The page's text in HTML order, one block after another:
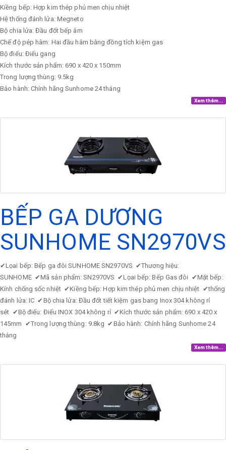
Kiềng bếp: Hợp kim thép phủ men chịu nhiệt
Hệ thống đánh lửa: Megneto
Bộ chia lửa: Đầu đốt bếp âm
Chế độ pép hâm: Hai đầu hâm bằng đồng tích kiệm gas
Bộ điếu: Điếu gang
Kích thước sản phẩm: 690 x 420 x 150mm
Trong lượng thùng: 9.5kg
Bảo hành: Chính hãng Sunhome 24 tháng
Xem thêm...
BẾP GA DƯƠNG
SUNHOME SN2970VS
✔Lọai bếp: Bếp ga đôi SUNHOME SN2970VS ✔Thương hiệu:
SUNHOME ✔Mã sản phẩm: SN2970VS ✔Lọai bếp: Bếp Gas đôi ✔Mặt bếp:
Kính chống sốc nhiệt ✔Kiềng bếp: Hợp kim thép phủ men chịu nhiệt ✔thống
đánh lửa: IC ✔ Bộ chia lửa: Đầu đốt tiết kiệm gas bang Inox 304 không rỉ
sét ✔Bộ điếu: Điếu INOX 304 không rỉ ✔Kích thước sản phẩm: 690 x 420 x
145mm ✔Trong lượng thùng: 9.8kg ✔ Bảo hành: Chính hãng Sunhome 24
tháng
Xem thêm...